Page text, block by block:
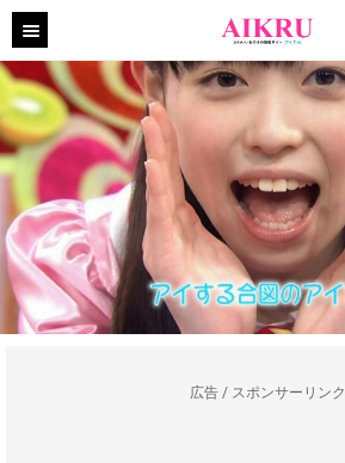
広告 / スポンサーリンク